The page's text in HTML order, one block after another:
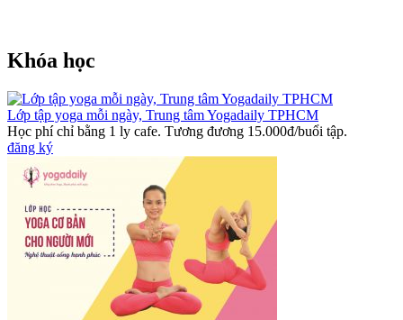
Khóa học
Lớp tập yoga mỗi ngày, Trung tâm Yogadaily TPHCM
Học phí chỉ bằng 1 ly cafe. Tương đương 15.000đ/buổi tập.
đăng ký